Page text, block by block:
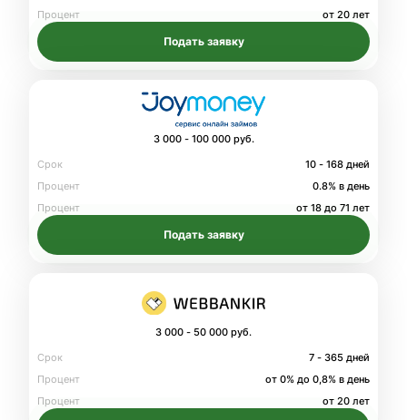
Процент
от 20 лет
Подать заявку
3 000 - 100 000 руб.
Срок
10 - 168 дней
Процент
0.8% в день
Процент
от 18 до 71 лет
Подать заявку
3 000 - 50 000 руб.
Срок
7 - 365 дней
Процент
от 0% до 0,8% в день
Процент
от 20 лет